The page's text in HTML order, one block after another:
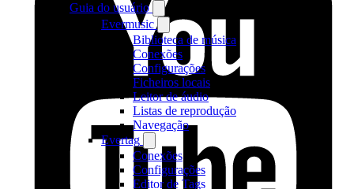
Guia do usuário
Evermusic
Biblioteca de música
Conexões
Configurações
Ficheiros locais
Leitor de áudio
Listas de reprodução
Navegação
Evertag
Conexões
Configurações
Editor de Tags